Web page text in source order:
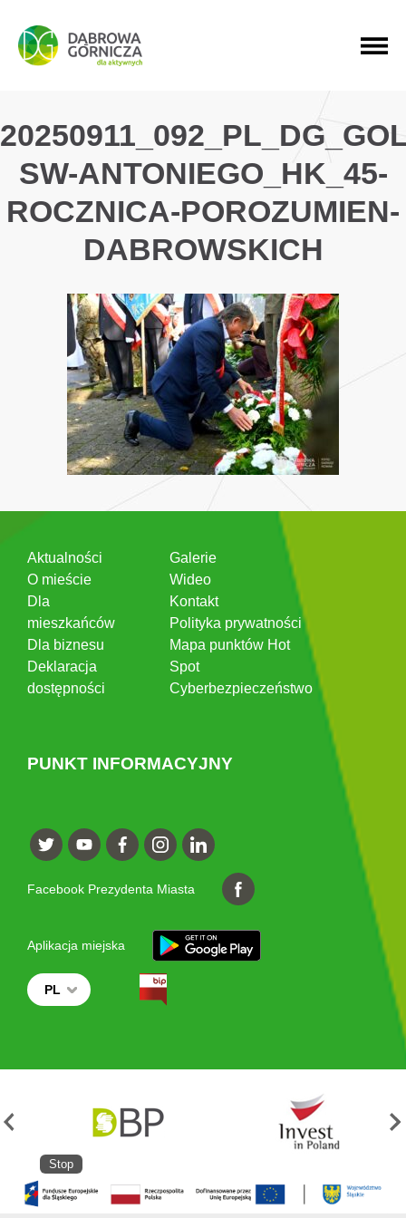
PRZEJDŹ DO MENU GŁÓWNEGO
PRZEJDŹ DO WYSZUKIWARKI
PRZEJDŹ DO TREŚCI
SW-ANTONIEGO_HK_45-
ROCZNICA-POROZUMIEN-
DABROWSKICH
Aktualności
O mieście
Dla
mieszkańców
Dla biznesu
Deklaracja
dostępności
Galerie
Wideo
Kontakt
Polityka prywatności
Mapa punktów Hot
Spot
Cyberbezpieczeństwo
PUNKT INFORMACYJNY
Facebook Prezydenta Miasta
Aplikacja miejska
PL
Stop